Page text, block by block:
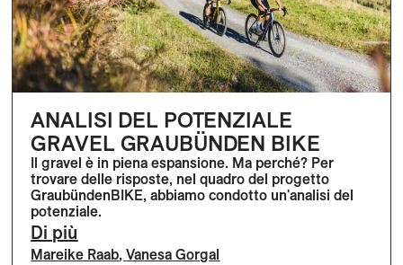
ANALISI DEL POTENZIALE
GRAVEL GRAUBÜNDEN BIKE
Il gravel è in piena espansione. Ma perché? Per
trovare delle risposte, nel quadro del progetto
GraubündenBIKE, abbiamo condotto un'analisi del
potenziale.
Di più
Mareike Raab,Vanesa Gorgal